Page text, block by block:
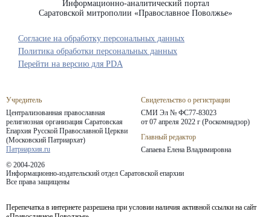
Информационно-аналитический портал
Саратовской митрополии «Православное Поволжье»
Учредитель
Централизованная православная
религиозная организация Саратовская
Епархия Русской Православной Церкви
(Московский Патриархат)
Патриархия.ru
Свидетельство о регистрации
СМИ Эл № ФС77-83023
от 07 апреля 2022 г (Роскомнадзор)
Главный редактор
Сапаева Елена Владимировна
© 2004-2026
Информационно-издательский отдел Саратовской епархии
Все права защищены
Согласие на обработку персональных данных
Политика обработки персональных данных
Перепечатка в интернете разрешена при условии наличия активной ссылки на сайт
Перейти на версию для PDA